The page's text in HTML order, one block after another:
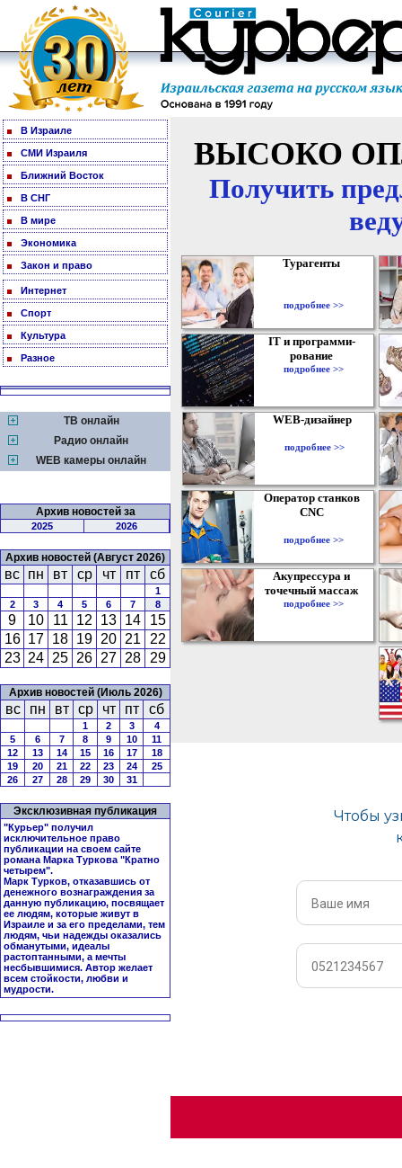
В Израиле
СМИ Израиля
Ближний Восток
В СНГ
В мире
Экономика
Закон и право
Интернет
Спорт
Культура
Разное
ТВ онлайн
Радио онлайн
WEB камеры онлайн
Архив новостей за
2025 2026
Архив новостей (Август 2026)
вс пн вт ср чт пт сб
1
2
3 4 5 6 7 8
9 10 11 12 13 14
15
16 17 18 19 20 21
22
23 24 25 26 27 28 29
Архив новостей (Июль 2026)
вс пн вт ср чт пт сб
1 2 3
4
5
6 7 8 9 10
11
12
13 14 15 16 17
18
19
20 21 22 23 24
25
26
27 28 29 30 31
Эксклюзивная публикация
"Курьер" получил
исключительное право
публикации на своем сайте
романа Марка Туркова "Кратно
четырем".
Марк Турков, отказавшись от
денежного вознаграждения за
данную публикацию, посвящает
ее людям, которые живут в
Израиле и за его пределами, тем
людям, чьи надежды оказались
обманутыми, идеалы
растоптанными, а мечты
несбывшимися. Автор желает
всем стойкости, любви и
мудрости.
ВЫСОКО
Получить
Турагенты
подробнее >>
IT и программи-
рование
подробнее >>
WEB-дизайнер
подробнее >>
Оператор станков
CNC
подробнее >>
Акупрессура и
точечный массаж
подробнее >>